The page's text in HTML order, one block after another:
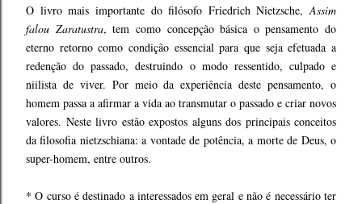
O livro mais importante do filósofo Friedrich Nietzsche,Assim
falou Zaratustra, tem como concepção básica o pensamento do
eterno retorno como condição essencial para que seja efetuada a
redenção do passado, destruindo o modo ressentido, culpado e
niilista de viver. Por meio da experiência deste pensamento, o
homem passa a afirmar a vida ao transmutar o passado e criar novos
valores. Neste livro estão expostos alguns dos principais conceitos
da filosofia nietzschiana: a vontade de potência, a morte de Deus, o
super-homem, entre outros.
* O curso é destinado a interessados em geral e não é necessário ter